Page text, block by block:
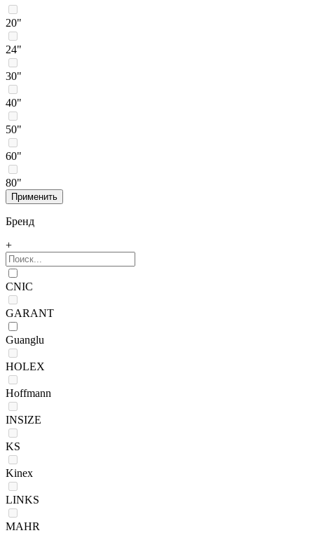
20"
24"
30"
40"
50"
60"
80"
Бренд
+
CNIC
GARANT
Guanglu
HOLEX
Hoffmann
INSIZE
KS
Kinex
LINKS
MAHR